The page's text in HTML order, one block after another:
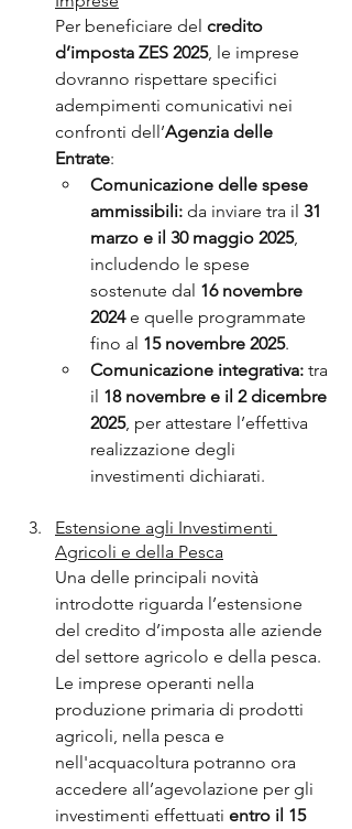
Per beneficiare del credito
d’imposta ZES 2025, le imprese
dovranno rispettare specifici
adempimenti comunicativi nei
confronti dell’Agenzia delle
Entrate:
Comunicazione delle spese
ammissibili: da inviare tra il 31
marzo e il 30 maggio 2025,
includendo le spese
sostenute dal 16 novembre
2024 e quelle programmate
fino al 15 novembre 2025.
Comunicazione integrativa: tra
il 18 novembre e il 2 dicembre
2025, per attestare l’effettiva
realizzazione degli
investimenti dichiarati.
Estensione agli Investimenti
Agricoli e della Pesca
Una delle principali novità
introdotte riguarda l’estensione
del credito d’imposta alle aziende
del settore agricolo e della pesca.
Le imprese operanti nella
produzione primaria di prodotti
agricoli, nella pesca e
nell'acquacoltura potranno ora
accedere all’agevolazione per gli
investimenti effettuati entro il 15